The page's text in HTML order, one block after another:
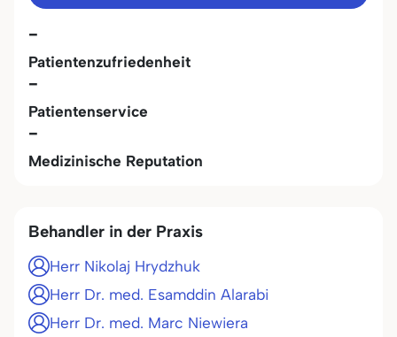
-
Patientenzufriedenheit
-
Patientenservice
-
Medizinische Reputation
Behandler in der Praxis
Herr Nikolaj Hrydzhuk
Herr Dr. med. Esamddin Alarabi
Herr Dr. med. Marc Niewiera